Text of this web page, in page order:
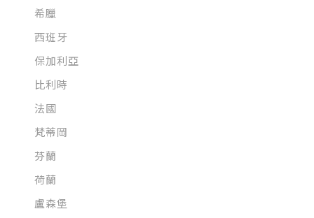
希臘
西班牙
保加利亞
比利時
法國
梵蒂岡
芬蘭
荷蘭
盧森堡